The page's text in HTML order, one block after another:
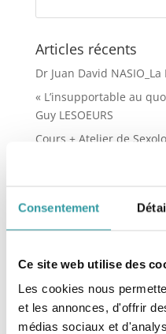
Consentement
Ce site web utilise des
Les cookies nous
et les annonces, d'offrir
médias sociaux et
Articles récents
Dr Juan David
« L’insupportable au
Guy LESOEURS
Cours + Atelier de
le Vendredi 05/12/25 de
Commentaires